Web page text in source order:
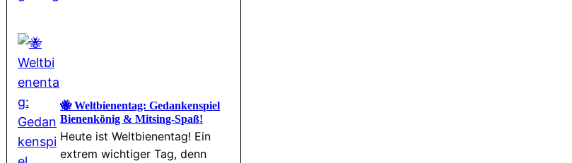
🐝 Weltbienentag: Gedankenspiel
Bienenkönig & Mitsing-Spaß!
Heute ist Weltbienentag! Ein
extrem wichtiger Tag, denn